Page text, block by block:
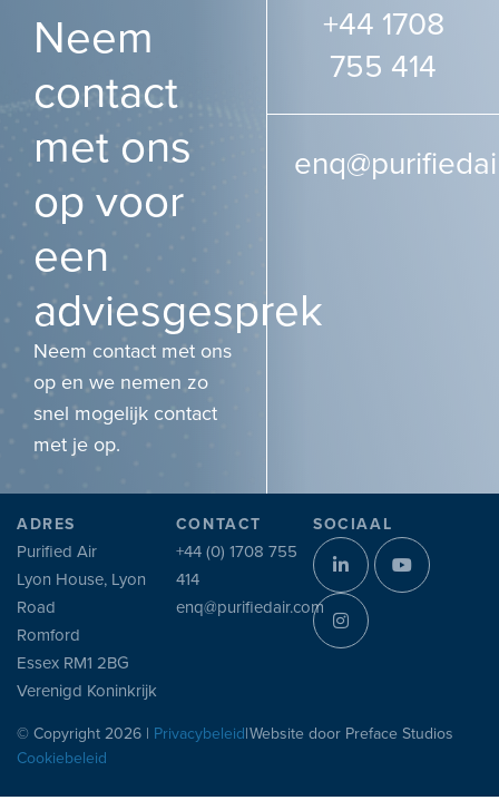
Neem
contact
met ons
op voor
een
adviesgesprek
Neem contact met ons
op en we nemen zo
snel mogelijk contact
met je op.
+44 1708
755 414
ADRES
Purified Air
Lyon House, Lyon
Road
Romford
Essex RM1 2BG
Verenigd Koninkrijk
CONTACT
+44 (0) 1708 755
414
enq@purifiedair.com
SOCIAAL
© Copyright 2026 | Privacybeleid|
Cookiebeleid
Website door Preface Studios